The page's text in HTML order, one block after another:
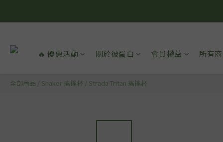
🔥 優惠活動 關於彼蛋白 會員權益 所有
全部商品 / Shaker 搖搖杯 / Strada Tritan 搖搖杯